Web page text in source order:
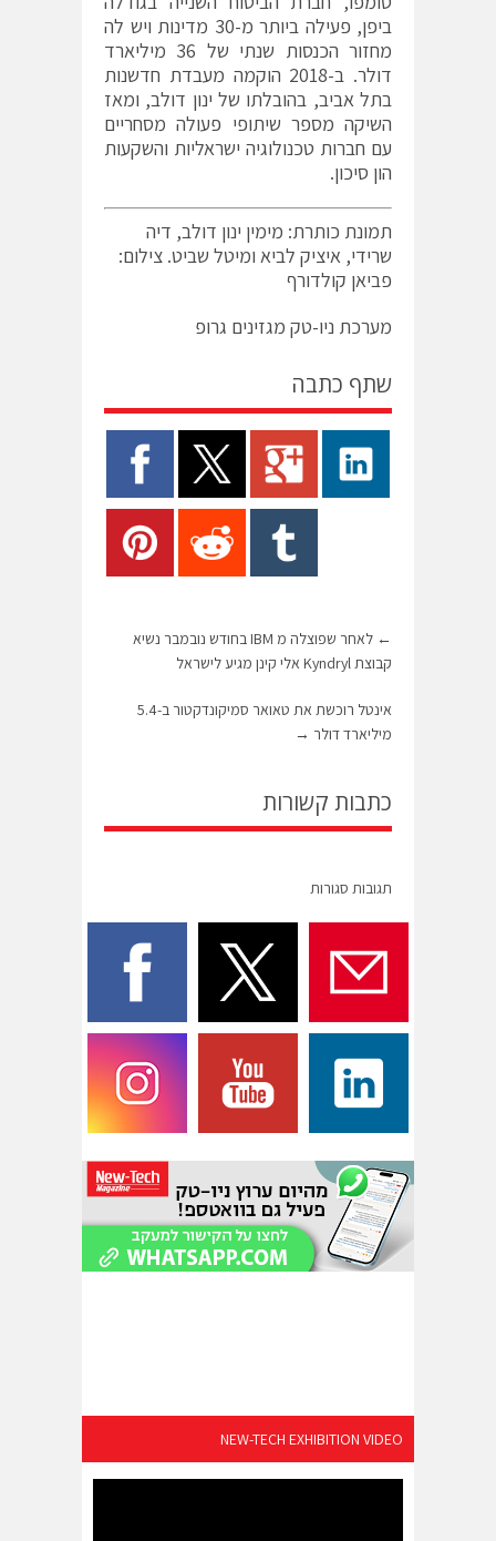
ביפן, פעילה ביותר מ-30 מדינות ויש לה
מחזור הכנסות שנתי של 36 מיליארד
דולר. ב-2018 הוקמה מעבדת חדשנות
בתל אביב, בהובלתו של ינון דולב, ומאז
השיקה מספר שיתופי פעולה מסחריים
עם חברות טכנולוגיה ישראליות והשקעות
הון סיכון.
תמונת כותרת: מימין ינון דולב, דיה
שרידי, איציק לביא ומיטל שביט. צילום:
פביאן קולדורף
מערכת ניו-טק מגזינים גרופ
שתף כתבה
←
לאחר שפוצלה מ IBM בחודש נובמבר נשיא
קבוצת Kyndryl אלי קינן מגיע לישראל
אינטל רוכשת את טאואר סמיקונדקטור ב-5.4
מיליארד דולר →
כתבות קשורות
תגובות סגורות
NEW-TECH EXHIBITION VIDEO